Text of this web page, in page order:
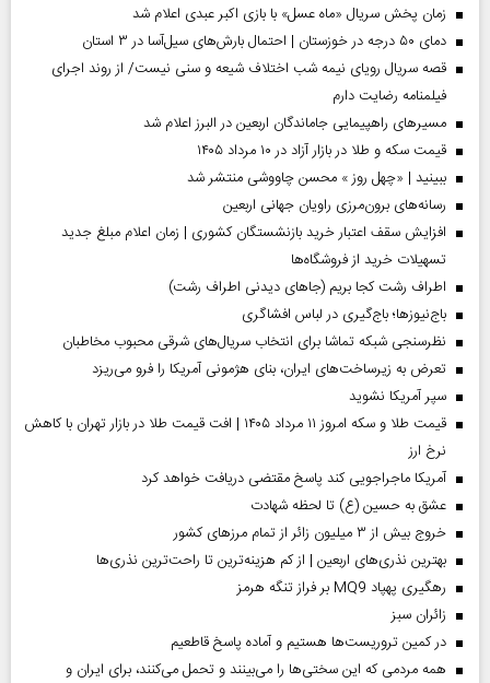
زمان پخش سریال «ماه عسل» با بازی اکبر عبدی اعلام شد
دمای ۵۰ درجه در خوزستان | احتمال بارش‌های سیل‌آسا در ۳ استان
قصه سریال رویای نیمه شب اختلاف شیعه و سنی نیست/ از روند اجرای
فیلمنامه رضایت دارم
مسیر‌های راهپیمایی جاماندگان اربعین در البرز اعلام شد
قیمت سکه و طلا در بازار آزاد در ۱۰ مرداد ۱۴۰۵
ببینید | «چهل روز » محسن چاووشی منتشر شد
رسانه‌های برون‌مرزی راویان جهانی اربعین
افزایش سقف اعتبار خرید بازنشستگان کشوری | زمان اعلام مبلغ جدید
تسهیلات خرید از فروشگاه‌ها
اطراف رشت کجا بریم (جاهای دیدنی اطراف رشت)
باج‌نیوزها؛ باج‌گیری در لباس افشاگری
نظرسنجی شبکه تماشا برای انتخاب سریال‌های شرقی محبوب مخاطبان
تعرض به زیرساخت‌های ایران، بنای هژمونی آمریکا را فرو می‌ریزد
سپر آمریکا نشوید
قیمت طلا و سکه امروز ۱۱ مرداد ۱۴۰۵ | افت قیمت طلا در بازار تهران با کاهش
نرخ ارز
آمریکا ماجراجویی کند پاسخ مقتضی دریافت خواهد کرد
عشق به حسین (ع) تا لحظه شهادت
خروج بیش از ۳ میلیون زائر از تمام مرز‌های کشور
بهترین نذری‌های اربعین | از کم هزینه‌ترین تا راحت‌ترین نذری‌ها
رهگیری پهپاد MQ9 بر فراز تنگه هرمز
‌زائران سبز
در کمین تروریست‌ها هستیم و آماده پاسخ قاطعیم
همه مردمی که این سختی‌ها را می‌بینند و تحمل می‌کنند، برای ایران و